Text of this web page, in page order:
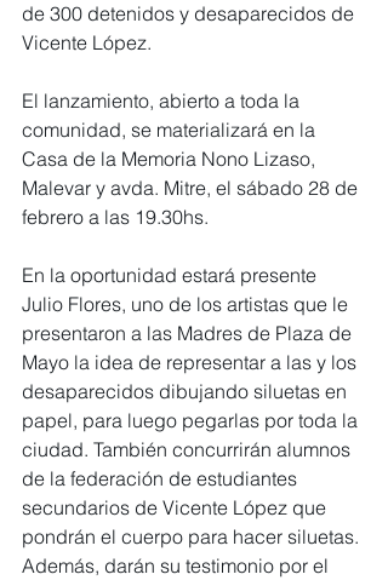
de 300 detenidos y desaparecidos de
Vicente López.
El lanzamiento, abierto a toda la
comunidad, se materializará en la
Casa de la Memoria Nono Lizaso,
Malevar y avda. Mitre, el sábado 28 de
febrero a las 19.30hs.
En la oportunidad estará presente
Julio Flores, uno de los artistas que le
presentaron a las Madres de Plaza de
Mayo la idea de representar a las y los
desaparecidos dibujando siluetas en
papel, para luego pegarlas por toda la
ciudad. También concurrirán alumnos
de la federación de estudiantes
secundarios de Vicente López que
pondrán el cuerpo para hacer siluetas.
Además, darán su testimonio por el